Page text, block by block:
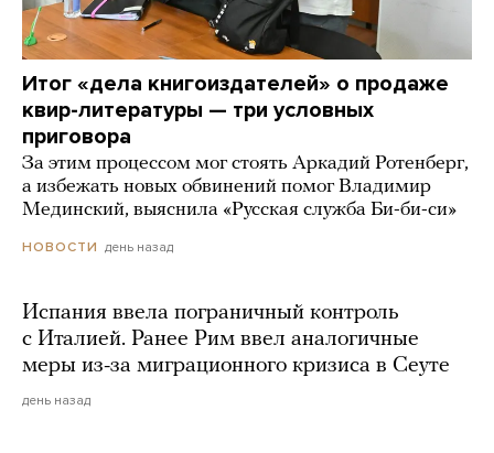
Итог «дела книгоиздателей» о продаже
квир-литературы — три условных
приговора
За этим процессом мог стоять Аркадий Ротенберг,
а избежать новых обвинений помог Владимир
Мединский, выяснила «Русская служба Би-би-си»
НОВОСТИ день назад
Испания ввела пограничный контроль
с Италией. Ранее Рим ввел аналогичные
меры из-за миграционного кризиса в Сеуте
день назад